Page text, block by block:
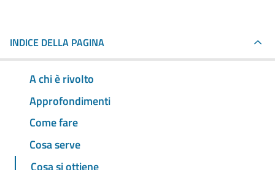
INDICE DELLA PAGINA
A chi è rivolto
Approfondimenti
Come fare
Cosa serve
Cosa si ottiene